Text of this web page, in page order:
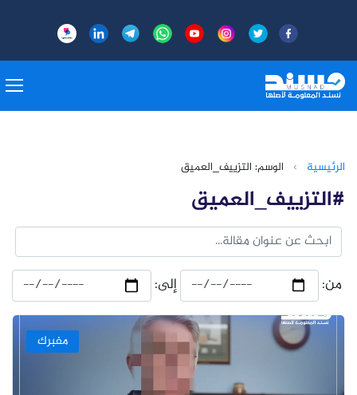
الرئيسية › الوسم: التزييف_العميق
#التزييف_العميق
من: إلى:
مفبرك